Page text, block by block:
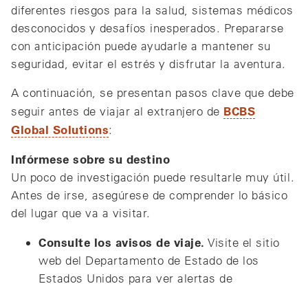
diferentes riesgos para la salud, sistemas médicos
desconocidos y desafíos inesperados. Prepararse
con anticipación puede ayudarle a mantener su
seguridad, evitar el estrés y disfrutar la aventura.
A continuación, se presentan pasos clave que debe
seguir antes de viajar al extranjero de BCBS
Global Solutions:
Infórmese sobre su destino
Un poco de investigación puede resultarle muy útil.
Antes de irse, asegúrese de comprender lo básico
del lugar que va a visitar.
Consulte los avisos de viaje. Visite el sitio
web del Departamento de Estado de los
Estados Unidos para ver alertas de